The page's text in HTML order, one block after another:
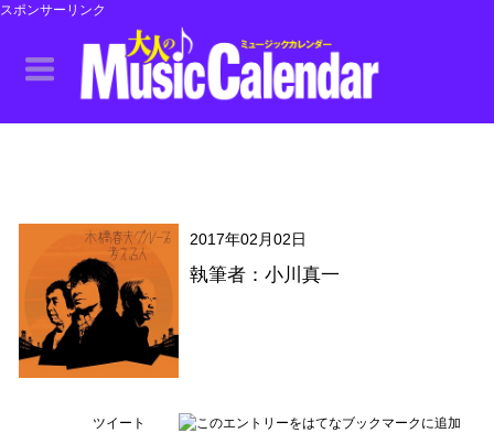
スポンサーリンク
2017年02月02日
執筆者：小川真一
ツイート